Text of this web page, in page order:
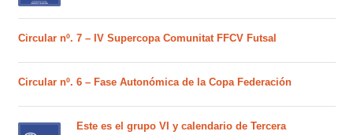
Circular nº. 7 – IV Supercopa Comunitat FFCV Futsal
Circular nº. 6 – Fase Autonómica de la Copa Federación
Este es el grupo VI y calendario de Tercera